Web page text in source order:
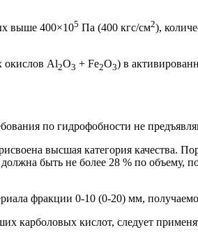
выше 400×105 Па (400 кгс/см2),
окислов Аl2O3 + Fe2O3) в
по гидрофобности не
высшая категория качества.
быть не более 28 % по объему,
фракции 0-10 (0-20) мм,
кислот, следует